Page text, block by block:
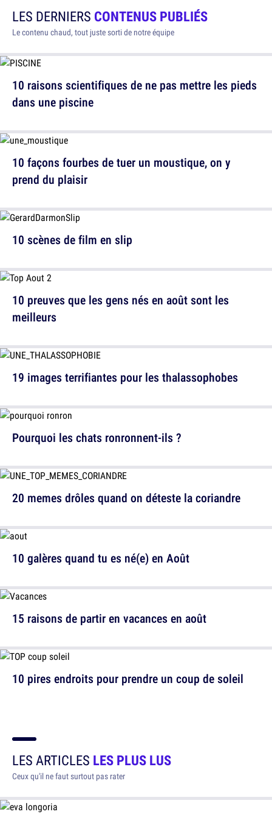
LES DERNIERS CONTENUS PUBLIÉS
Le contenu chaud, tout juste sorti de notre équipe
10 raisons scientifiques de ne pas mettre les pieds
dans une piscine
10 scènes de film en slip
19 images terrifiantes pour les thalassophobes
20 memes drôles quand on déteste la coriandre
15 raisons de partir en vacances en août
10 façons fourbes de tuer un moustique, on y
prend du plaisir
10 preuves que les gens nés en août sont les
meilleurs
Pourquoi les chats ronronnent-ils ?
10 galères quand tu es né(e) en Août
10 pires endroits pour prendre un coup de soleil
LES ARTICLES LES PLUS LUS
Ceux qu'il ne faut surtout pas rater